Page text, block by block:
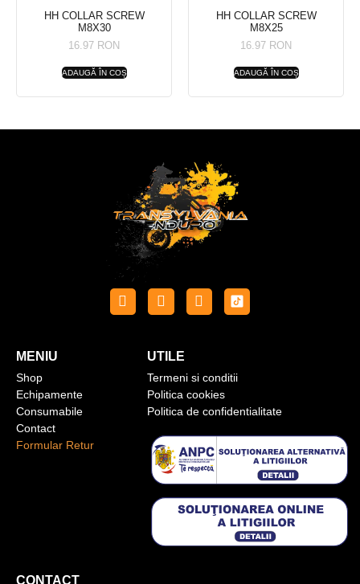
HH COLLAR SCREW
M8X30
16.97 RON
ADAUGĂ ÎN COȘ
HH COLLAR SCREW
M8X25
16.97 RON
ADAUGĂ ÎN COȘ
MENIU
Shop
Echipamente
Consumabile
Contact
Formular Retur
UTILE
Termeni si conditii
Politica cookies
Politica de confidentialitate
CONTACT